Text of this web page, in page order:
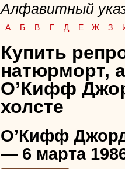
Алфавитный
А Б В Г Д Е Ж З
Купить
натюрморт,
О’Кифф
холсте
О’Кифф
— 6 марта